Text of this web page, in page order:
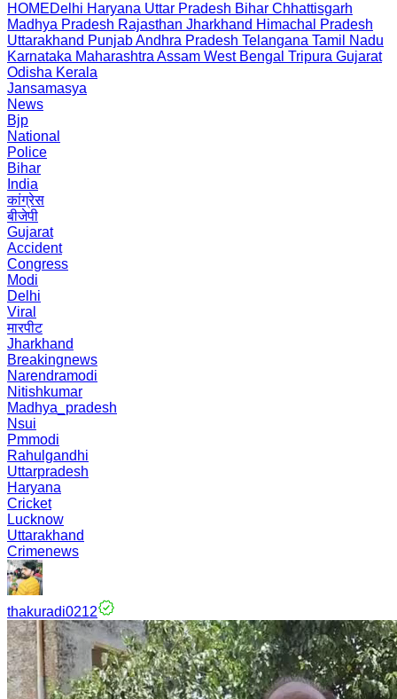
HOMEDelhi Haryana Uttar Pradesh Bihar Chhattisgarh
Madhya Pradesh Rajasthan Jharkhand Himachal Pradesh
Uttarakhand PunjabAndhra Pradesh Telangana Tamil Nadu
Karnataka Maharashtra Assam West Bengal Tripura Gujarat
Odisha Kerala
Jansamasya
News
Bjp
National
Police
Bihar
India
कांग्रेस
बीजेपी
Gujarat
Accident
Congress
Modi
Delhi
Viral
मारपीट
Jharkhand
Breakingnews
Narendramodi
Nitishkumar
Madhya_pradesh
Nsui
Pmmodi
Rahulgandhi
Uttarpradesh
Haryana
Cricket
Lucknow
Uttarakhand
Crimenews
thakuradi0212